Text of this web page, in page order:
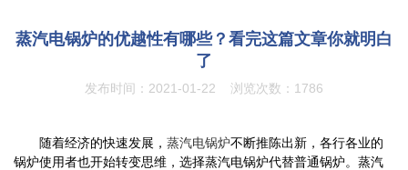
蒸汽电锅炉的优越性有哪些？看完这篇文章你就明白
了
发布时间：2021-01-22 浏览次数：1786
随着经济的快速发展， 蒸汽电锅炉不断推陈出新，各行各业的
锅炉使用者也开始转变思维，选择蒸汽电锅炉代替普通锅炉。蒸汽